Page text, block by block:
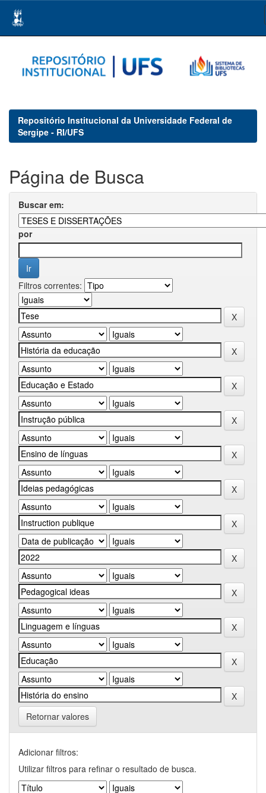
navigation
Repositório Institucional da Universidade Federal de
Sergipe - RI/UFS
Página de Busca
Buscar em:
por
Filtros correntes:
Retornar valores
Adicionar filtros:
Utilizar filtros para refinar o resultado de busca.